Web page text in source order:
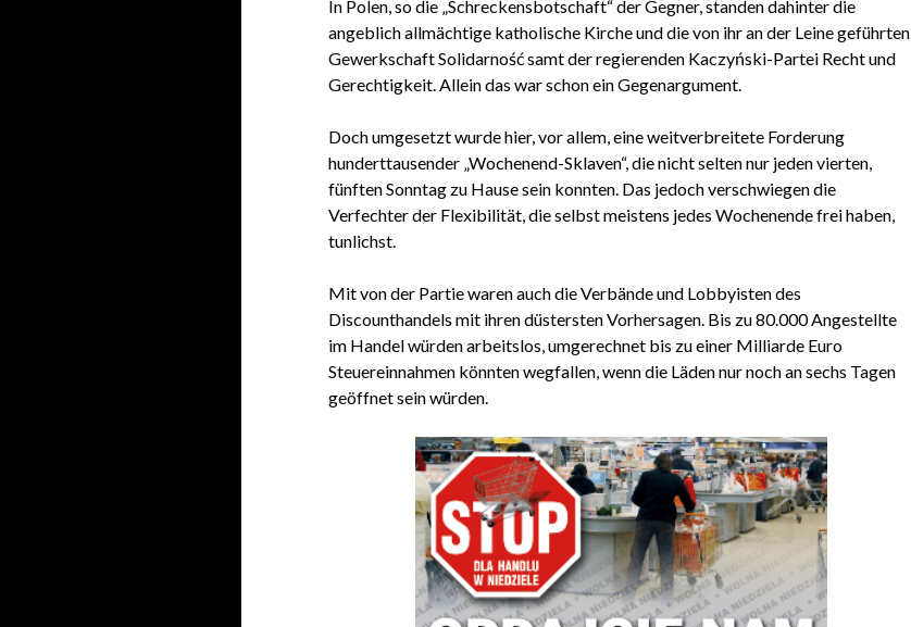
In Polen, so die „Schreckensbotschaft“ der Gegner, standen dahinter die
angeblich allmächtige katholische Kirche und die von ihr an der Leine geführten
Gewerkschaft Solidarność samt der regierenden Kaczyński-Partei Recht und
Gerechtigkeit. Allein das war schon ein Gegenargument.
Doch umgesetzt wurde hier, vor allem, eine weitverbreitete Forderung
hunderttausender „Wochenend-Sklaven“, die nicht selten nur jeden vierten,
fünften Sonntag zu Hause sein konnten. Das jedoch verschwiegen die
Verfechter der Flexibilität, die selbst meistens jedes Wochenende frei haben,
tunlichst.
Mit von der Partie waren auch die Verbände und Lobbyisten des
Discounthandels mit ihren düstersten Vorhersagen. Bis zu 80.000 Angestellte
im Handel würden arbeitslos, umgerechnet bis zu einer Milliarde Euro
Steuereinnahmen könnten wegfallen, wenn die Läden nur noch an sechs Tagen
geöffnet sein würden.